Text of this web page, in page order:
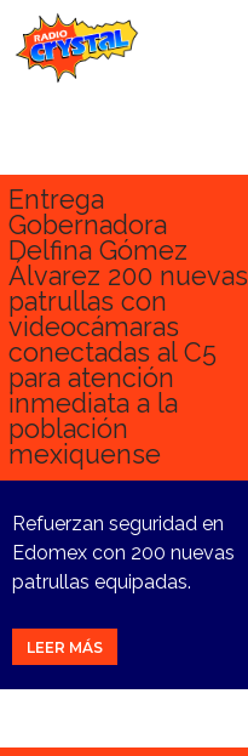
Estaciones
Eventos
Promociones
Noticias
Para ti
Contacto
Entrega
Gobernadora
Delfina Gómez
Álvarez 200 nuevas
patrullas con
videocámaras
conectadas al C5
para atención
inmediata a la
población
mexiquense
Refuerzan seguridad en
Edomex con 200 nuevas
patrullas equipadas.
LEER MÁS
15